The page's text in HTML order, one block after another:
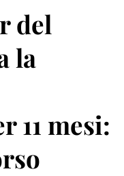
del
la
11 mesi: